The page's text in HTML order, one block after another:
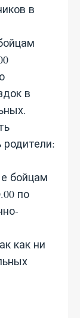
в
в
бойцам
по
как ни